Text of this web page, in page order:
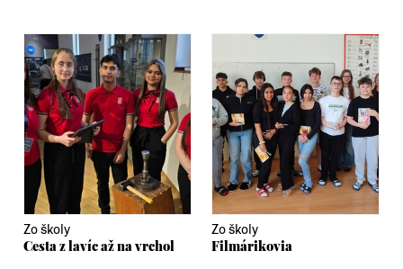
Zo školy
Cesta z lavíc až na vrchol
Zo školy
Filmárikovia